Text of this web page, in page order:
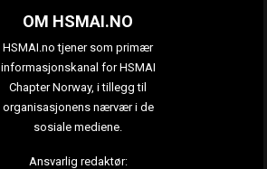
OM HSMAI.NO
HSMAI.no tjener som primær
informasjonskanal for HSMAI
Chapter Norway, i tillegg til
organisasjonens nærvær i de
sosiale mediene.
Ansvarlig redaktør: